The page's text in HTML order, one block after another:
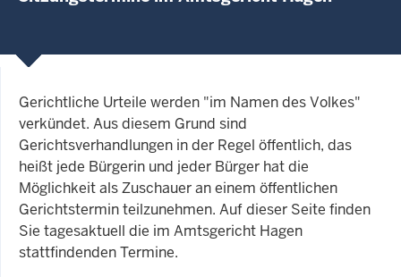
Gerichtliche Urteile werden "im Namen des Volkes"
verkündet. Aus diesem Grund sind
Gerichtsverhandlungen in der Regel öffentlich, das
heißt jede Bürgerin und jeder Bürger hat die
Möglichkeit als Zuschauer an einem öffentlichen
Gerichtstermin teilzunehmen. Auf dieser Seite finden
Sie tagesaktuell die im Amtsgericht Hagen
stattfindenden Termine.